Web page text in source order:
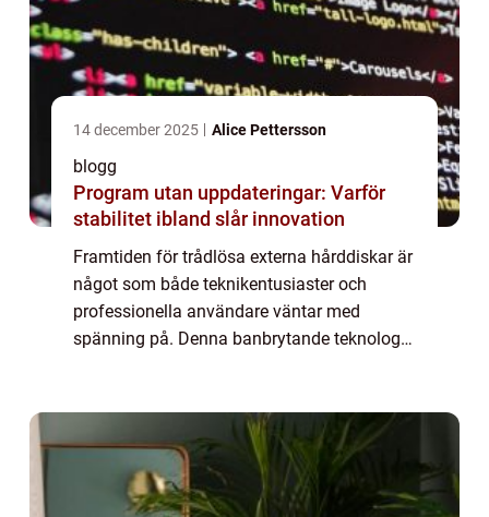
14 december 2025 Alice Pettersson
blogg
Program utan uppdateringar: Varför
stabilitet ibland slår innovation
Framtiden för trådlösa externa hårddiskar är
något som både teknikentusiaster och
professionella användare väntar med
spänning på. Denna banbrytande teknologi